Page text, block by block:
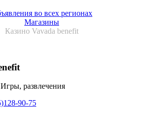
во всех регионах
Магазины
Казино Vavada benefit
Игры, развлечения
90-75